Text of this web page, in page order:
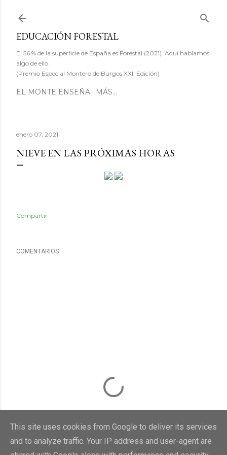
EDUCACIÓN FORESTAL
El 56 % de la superficie de España es Forestal (2021). Aquí hablamos
algo de ello.
(Premio Especial Montero de Burgos XXII Edición)
EL MONTE ENSEÑA MÁS…
enero 07, 2021
NIEVE EN LAS PRÓXIMAS HORAS
Compartir
COMENTARIOS
This site uses cookies from Google to deliver its services
and to analyze traffic. Your IP address and user-agent are